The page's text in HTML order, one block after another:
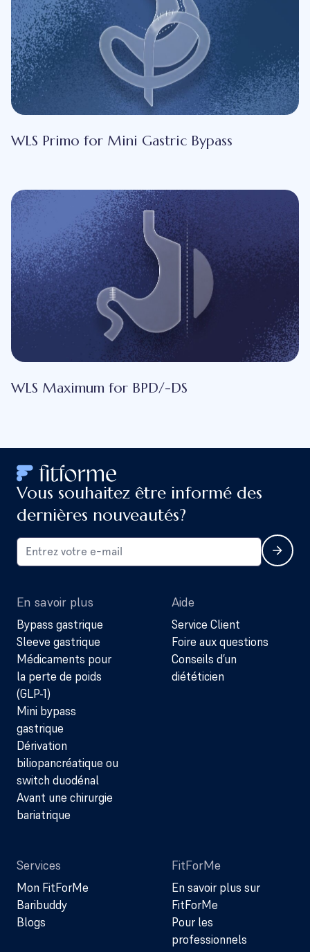
WLS Primo for Mini Gastric Bypass
WLS Maximum for BPD/-DS
Vous souhaitez être informé des
dernières nouveautés?
En savoir plus
Bypass gastrique
Sleeve gastrique
Médicaments pour
la perte de poids
(GLP-1)
Mini bypass
gastrique
Dérivation
biliopancréatique ou
switch duodénal
Avant une chirurgie
bariatrique
Aide
Service Client
Foire aux questions
Conseils d’un
diététicien
Services
Mon FitForMe
Baribuddy
Blogs
FitForMe
En savoir plus sur
FitForMe
Pour les
professionnels